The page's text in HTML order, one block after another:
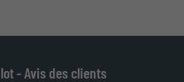
- Avis des clients